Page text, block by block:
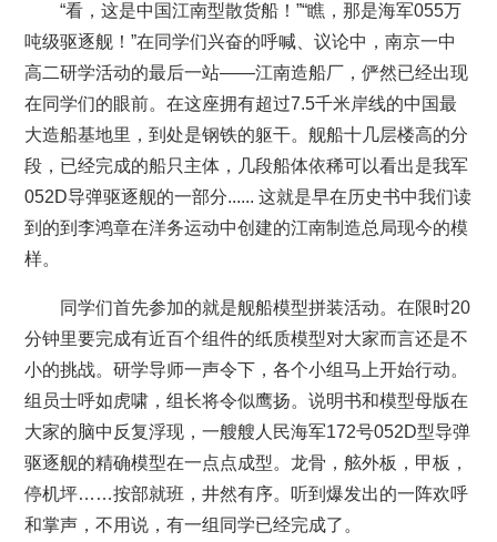
“看，这是中国江南型散货船！”“瞧，那是海军055万
吨级驱逐舰！”在同学们兴奋的呼喊、议论中，南京一中
高二研学活动的最后一站——江南造船厂，俨然已经出现
在同学们的眼前。在这座拥有超过7.5千米岸线的中国最
大造船基地里，到处是钢铁的躯干。舰船十几层楼高的分
段，已经完成的船只主体，几段船体依稀可以看出是我军
052D导弹驱逐舰的一部分...... 这就是早在历史书中我们读
到的到李鸿章在洋务运动中创建的江南制造总局现今的模
样。
同学们首先参加的就是舰船模型拼装活动。在限时20
分钟里要完成有近百个组件的纸质模型对大家而言还是不
小的挑战。研学导师一声令下，各个小组马上开始行动。
组员士呼如虎啸，组长将令似鹰扬。说明书和模型母版在
大家的脑中反复浮现，一艘艘人民海军172号052D型导弹
驱逐舰的精确模型在一点点成型。龙骨，舷外板，甲板，
停机坪……按部就班，井然有序。听到爆发出的一阵欢呼
和掌声，不用说，有一组同学已经完成了。